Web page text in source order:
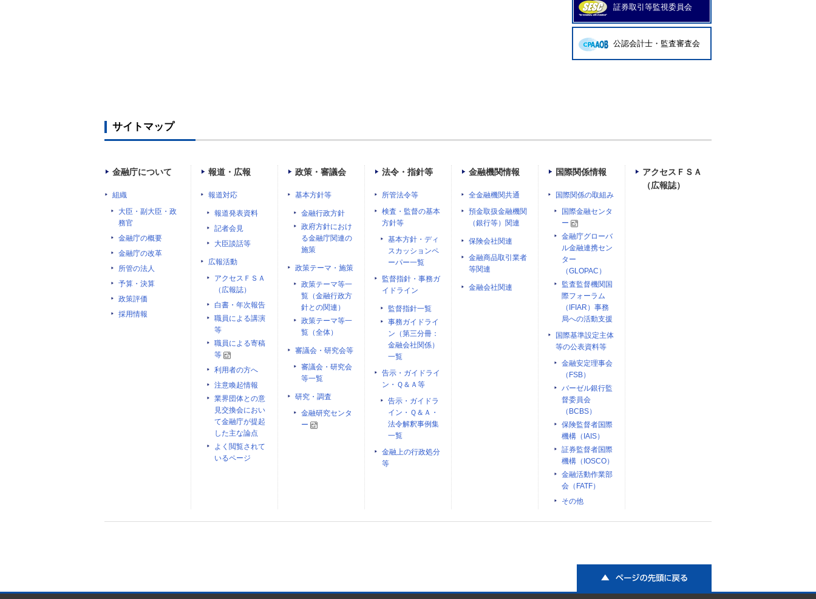
証券取引等監視委員会
公認会計士・監査審査会
サイトマップ
金融庁について
組織
大臣・副大臣・政
務官
金融庁の概要
金融庁の改革
所管の法人
予算・決算
政策評価
採用情報
報道・広報
報道対応
報道発表資料
記者会見
大臣談話等
広報活動
アクセスＦＳＡ
（広報誌）
白書・年次報告
職員による講演
等
職員による寄稿
等
利用者の方へ
注意喚起情報
業界団体との意
見交換会におい
て金融庁が提起
した主な論点
よく閲覧されて
いるページ
政策・審議会
基本方針等
金融行政方針
政府方針におけ
る金融庁関連の
施策
政策テーマ・施策
政策テーマ等一
覧（金融行政方
針との関連）
政策テーマ等一
覧（全体）
審議会・研究会等
審議会・研究会
等一覧
研究・調査
金融研究センタ
ー
法令・指針等
所管法令等
検査・監督の基本
方針等
基本方針・ディ
スカッションペ
ーパー一覧
監督指針・事務ガ
イドライン
監督指針一覧
事務ガイドライ
ン（第三分冊：
金融会社関係）
一覧
告示・ガイドライ
ン・Ｑ＆Ａ等
告示・ガイドラ
イン・Ｑ＆Ａ・
法令解釈事例集
一覧
金融上の行政処分
等
金融機関情報
全金融機関共通
預金取扱金融機関
（銀行等）関連
保険会社関連
金融商品取引業者
等関連
金融会社関連
国際関係情報
国際関係の取組み
国際金融センタ
ー
金融庁グローバ
ル金融連携セン
ター
（GLOPAC）
監査監督機関国
際フォーラム
（IFIAR）事務
局への活動支援
国際基準設定主体
等の公表資料等
金融安定理事会
（FSB）
バーゼル銀行監
督委員会
（BCBS）
保険監督者国際
機構（IAIS）
証券監督者国際
機構（IOSCO）
金融活動作業部
会（FATF）
その他
アクセスＦＳＡ
（広報誌）